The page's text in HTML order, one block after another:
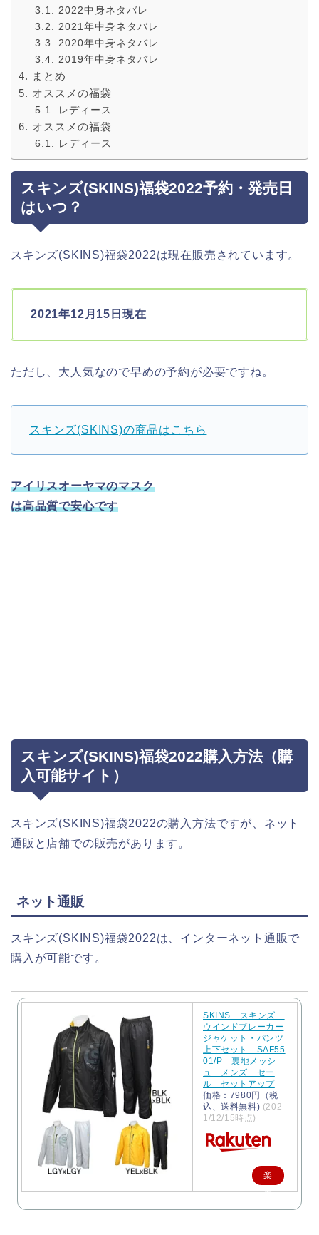
2022中身ネタバレ
2021年中身ネタバレ
2020年中身ネタバレ
2019年中身ネタバレ
まとめ
オススメの福袋
レディース
オススメの福袋
レディース
スキンズ(SKINS)福袋2022予約・発売日
はいつ？
スキンズ(SKINS)福袋2022は現在販売されています。
2021年12月15日現在
ただし、大人気なので早めの予約が必要ですね。
スキンズ(SKINS)の商品はこちら
アイリスオーヤマのマスク
は高品質で安心です
スキンズ(SKINS)福袋2022購入方法（購
入可能サイト）
スキンズ(SKINS)福袋2022の購入方法ですが、ネット
通販と店舗での販売があります。
ネット通販
スキンズ(SKINS)福袋2022は、インターネット通販で
購入が可能です。
SKINS スキンズ
ウインドブレーカー
ジャケット・パンツ
上下セット SAF55
01/P 裏地メッシ
ュ メンズ セー
ル セットアップ
価格：7980円（税
込、送料無料) (202
1/12/15時点)
楽
天